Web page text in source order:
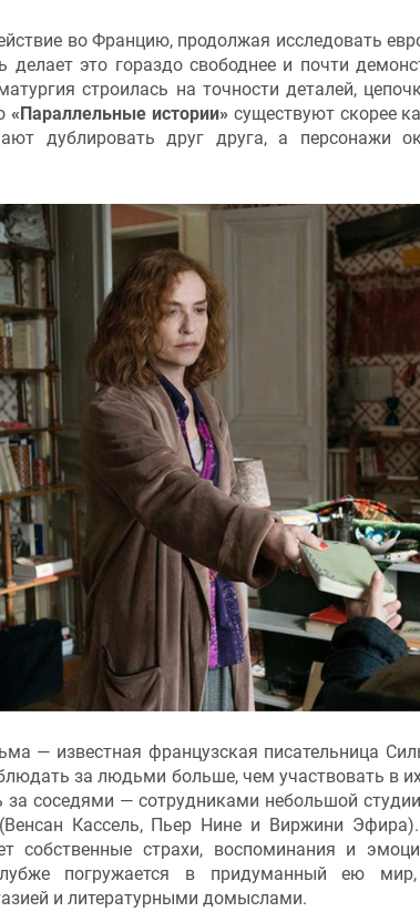
во Францию, продолжая исследовать
делает это гораздо свободнее и почти
строилась на точности деталей,
«Параллельные истории» существуют скорее
дублировать друг друга, а персонажи
— известная французская писательница
за людьми больше, чем участвовать в
за соседями — сотрудниками небольшой
Кассель, Пьер Нине и Виржини
собственные страхи, воспоминания и
погружается в придуманный ею
и литературными домыслами.